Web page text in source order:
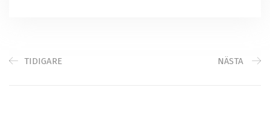
TIDIGARE NÄSTA